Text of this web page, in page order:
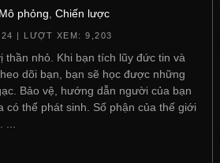
Mô phỏng Chiến lược
| LƯỢT XEM: 9,203
thần nhỏ. Khi bạn tích lũy đức tin và
dõi bạn, bạn sẽ học được những
Bảo vệ, hướng dẫn người của bạn
có thể phát sinh. Số phận của thế giới